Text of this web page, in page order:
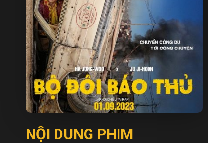
NỘI DUNG PHIM